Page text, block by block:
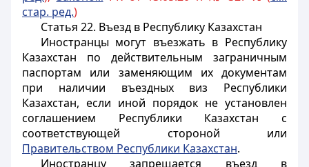
стар. ред.)
Статья 22. Въезд в Республику Казахстан
Иностранцы могут въезжать в Республику
Казахстан по действительным заграничным
паспортам или заменяющим их документам
при наличии въездных виз Республики
Казахстан, если иной порядок не установлен
соглашением Республики Казахстан с
соответствующей стороной или
Правительством Республики Казахстан.
Иностранцу запрещается въезд в